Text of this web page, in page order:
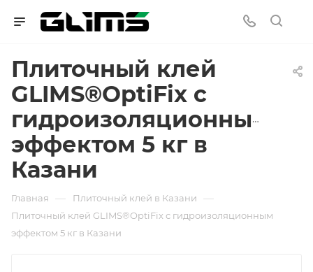
Плиточный клей
GLIMS®OptiFix с
гидроизоляционным
эффектом 5 кг в
Казани
Главная — Плиточный клей в Казани —
Плиточный клей GLIMS®OptiFix с гидроизоляционным
эффектом 5 кг в Казани